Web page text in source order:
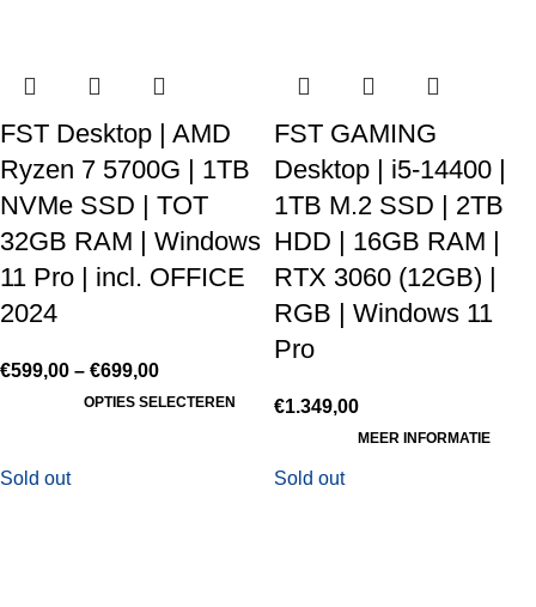
FST Desktop | AMD
Ryzen 7 5700G | 1TB
NVMe SSD | TOT
32GB RAM | Windows
11 Pro | incl. OFFICE
2024
€599,00 – €699,00
OPTIES SELECTEREN
FST GAMING
Desktop | i5-14400 |
1TB M.2 SSD | 2TB
HDD | 16GB RAM |
RTX 3060 (12GB) |
RGB | Windows 11
Pro
€1.349,00
MEER INFORMATIE
Sold out Sold out